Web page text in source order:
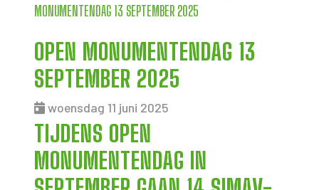
MONUMENTENDAG 13 SEPTEMBER 2025
OPEN MONUMENTENDAG 13
SEPTEMBER 2025
woensdag 11 juni 2025
TIJDENS OPEN
MONUMENTENDAG IN